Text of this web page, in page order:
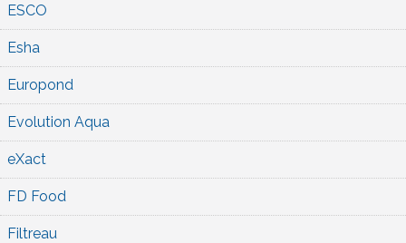
ESCO
Esha
Europond
Evolution Aqua
eXact
FD Food
Filtreau